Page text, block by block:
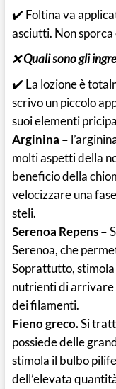
✔️ Foltina va
asciutti. Non
❌Quali sono gli
✔️ La lozione è
scrivo un piccolo
suoi elementi
Arginina –
molti aspetti della
beneficio della
velocizzare una
steli.
Serenoa Repens –
Serenoa, che
Soprattutto,
nutrienti di arrivare
dei filamenti.
Fieno greco.Si
possiede delle
stimola il bulbo
dell’elevata